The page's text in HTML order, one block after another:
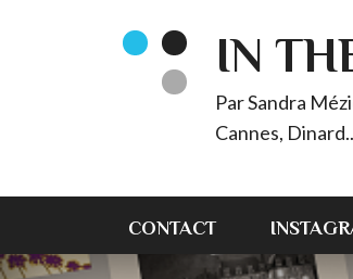
IN
Par Sandra
Cannes,
CONTACT